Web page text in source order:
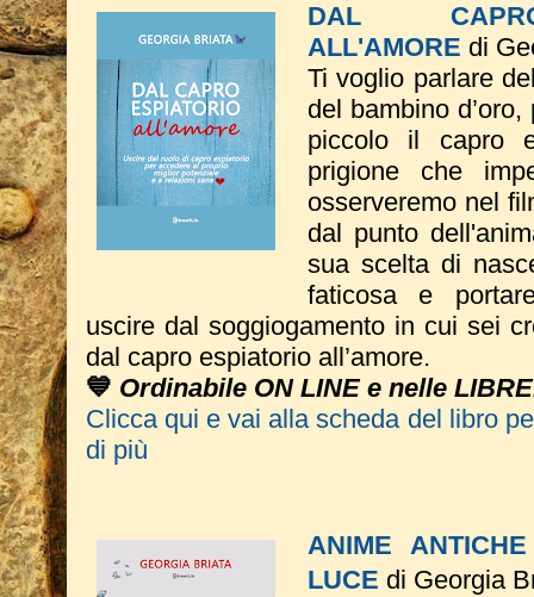
DAL
ALL'AMORE di
Ti voglio parlare
del bambino
piccolo il capro
prigione che
osserveremo nel
dal punto
sua scelta di
faticosa e
uscire dal soggiogamento in cui sei
dal capro espiatorio all’amore.
💙 Ordinabile ON LINE e nelle
Clicca qui e vai alla scheda del libro
di più
ANIME
LUCE di Georgia